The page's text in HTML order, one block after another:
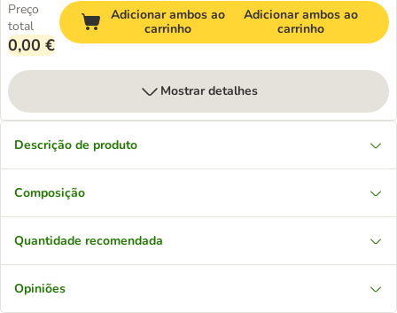
Preço
total
0,00 €
Adicionar ambos ao
carrinho
Adicionar ambos ao
carrinho
Mostrar detalhes
Descrição de produto
Composição
Quantidade recomendada
Opiniões